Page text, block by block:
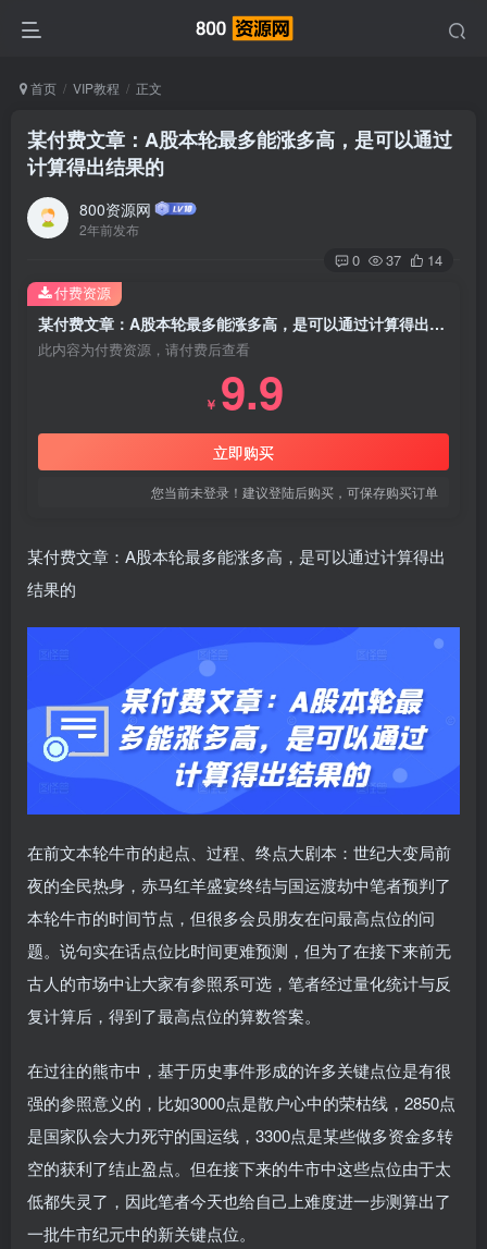
首页 VIP教程 正文
某付费文章：A股本轮最多能涨多高，是可以通过
计算得出结果的
800资源网
2年前发布
0 37 14
某付费文章：A股本轮最多能涨多高，是可以通过计算得出结果的
此内容为付费资源，请付费后查看
￥ 9.9
立即购买
您当前未登录！建议登陆后购买，可保存购买订单
付费资源
某付费文章：A股本轮最多能涨多高，是可以通过计算得出
结果的
在前文本轮牛市的起点、过程、终点大剧本：世纪大变局前
夜的全民热身，赤马红羊盛宴终结与国运渡劫中笔者预判了
本轮牛市的时间节点，但很多会员朋友在问最高点位的问
题。说句实在话点位比时间更难预测，但为了在接下来前无
古人的市场中让大家有参照系可选，笔者经过量化统计与反
复计算后，得到了最高点位的算数答案。
在过往的熊市中，基于历史事件形成的许多关键点位是有很
强的参照意义的，比如3000点是散户心中的荣枯线，2850点
是国家队会大力死守的国运线，3300点是某些做多资金多转
空的获利了结止盈点。但在接下来的牛市中这些点位由于太
低都失灵了，因此笔者今天也给自己上难度进一步测算出了
一批牛市纪元中的新关键点位。